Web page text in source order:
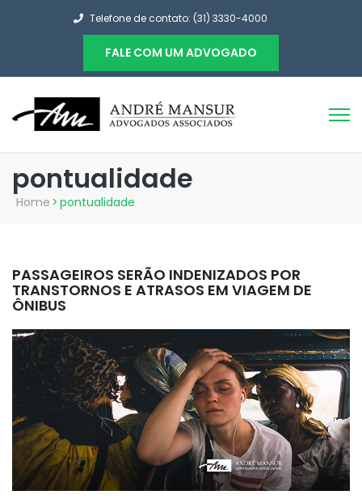
Telefone de contato: (31) 3330-4000
FALE COM UM ADVOGADO
pontualidade
Home > pontualidade
PASSAGEIROS SERÃO INDENIZADOS POR
TRANSTORNOS E ATRASOS EM VIAGEM DE
ÔNIBUS